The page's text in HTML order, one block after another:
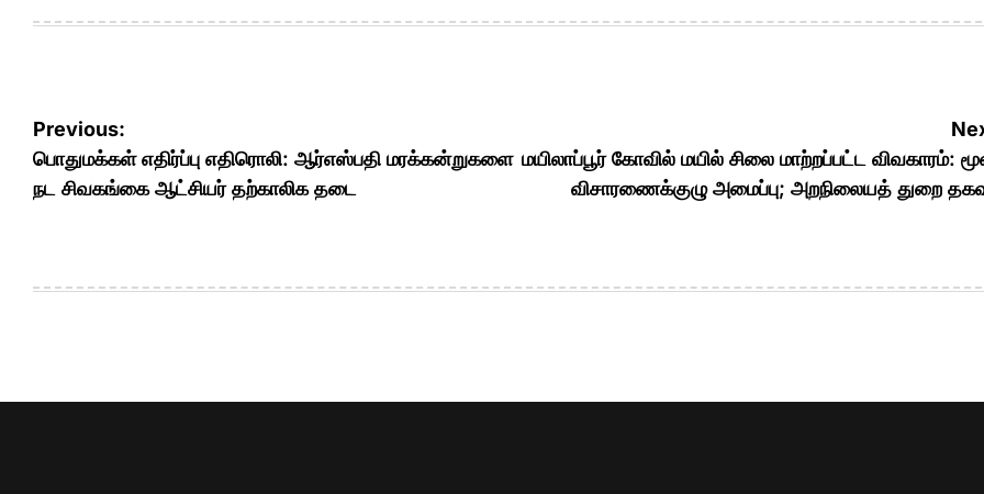
Post
navigation
Previous:
பொதுமக்கள் எதிர்ப்பு எதிரொலி: ஆர்எஸ்பதி மரக்கன்றுகளை
நட சிவகங்கை ஆட்சியர் தற்காலிக தடை
மயிலாப்பூர் கோவில் மயில் சிலை மாற்றப்பட்ட விவகாரம்:
விசாரணைக்குழு அமைப்பு; அறநிலையத் துறை